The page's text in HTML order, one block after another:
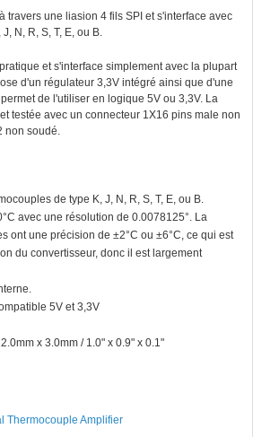
travers une liasion 4 fils SPI et s'interface avec
N, R, S, T, E, ou B.
et s'interface simplement avec la plupart
d'un régulateur 3,3V intégré ainsi que d'une
de l'utiliser en logique 5V ou 3,3V. La
testée avec un connecteur 1X16 pins male non
non soudé.
de type K, J, N, R, S, T, E, ou B.
avec une résolution de 0.0078125°. La
ont une précision de ±2°C ou ±6°C, ce qui est
du convertisseur, donc il est largement
5V et 3,3V
x 3.0mm / 1.0" x 0.9" x 0.1"
Thermocouple Amplifier